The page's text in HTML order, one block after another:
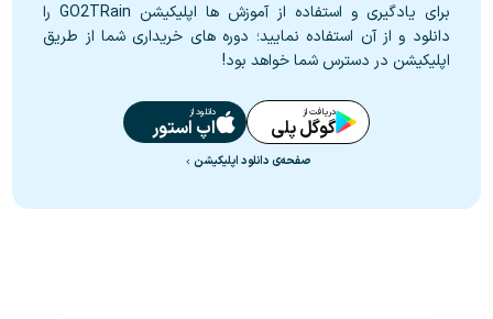
برای یادگیری و استفاده از آموزش ها اپلیکیشن GO2TRain را
دانلود و از آن استفاده نمایید؛ دوره های خریداری شما از طریق
اپلیکیشن در دسترس شما خواهد بود!
دریافت از
گوگل پلی
دانلود از
اپ استور
صفحه‌ی دانلود اپلیکیشن